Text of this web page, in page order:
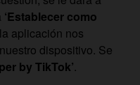
‘Establecer como
aplicación nos
dispositivo. Se
by TikTok’.